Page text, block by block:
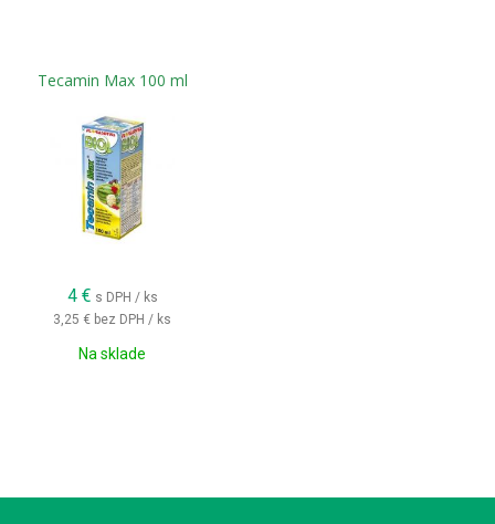
Tecamin Max 100 ml
4 € s DPH / ks
3,25 € bez DPH / ks
Na sklade